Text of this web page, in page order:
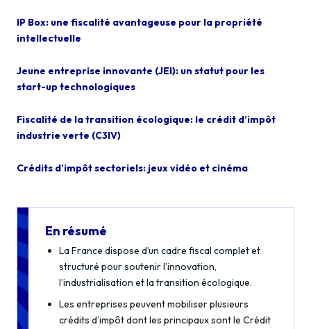
IP Box: une fiscalité avantageuse pour la propriété
intellectuelle
Jeune entreprise innovante (JEI): un statut pour les
start-up technologiques
Fiscalité de la transition écologique: le crédit d’impôt
industrie verte (C3IV)
Crédits d’impôt sectoriels: jeux vidéo et cinéma
En résumé
La France dispose d’un cadre fiscal complet et
structuré pour soutenir l’innovation,
l’industrialisation et la transition écologique.
Les entreprises peuvent mobiliser plusieurs
crédits d’impôt dont les principaux sont le Crédit